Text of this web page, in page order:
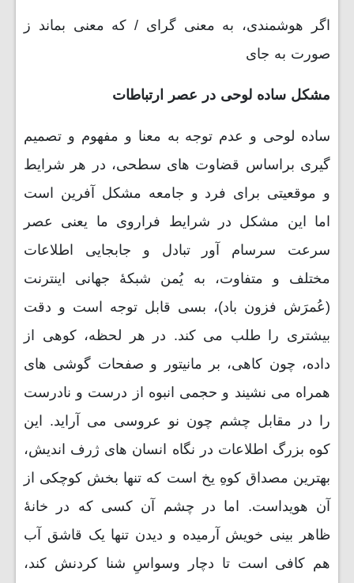
اگر هوشمندی، به معنی گرای / که معنی بماند ز
صورت به جای
مشکل ساده لوحی در عصر ارتباطات
ساده لوحی و عدم توجه به معنا و مفهوم و تصمیم
گیری براساس قضاوت های سطحی، در هر شرایط
و موقعیتی برای فرد و جامعه مشکل آفرین است
اما این مشکل در شرایط فراروی ما یعنی عصر
سرعت سرسام آور تبادل و جابجایی اطلاعات
مختلف و متفاوت، به یُمن شبکۀ جهانی اینترنت
(عُمرَش فزون باد)، بسی قابل توجه است و دقت
بیشتری را طلب می کند. در هر لحظه، کوهی از
داده، چون کاهی، بر مانیتور و صفحات گوشی های
همراه می نشیند و حجمی انبوه از درست و نادرست
را در مقابل چشم چون نو عروسی می آراید. این
کوه بزرگ اطلاعات در نگاه انسان های ژرف اندیش،
بهترین مصداق کوهِ یخ است که تنها بخش کوچکی از
آن هویداست. اما در چشم آن کسی که در خانۀ
ظاهر بینی خویش آرمیده و دیدن تنها یک قاشق آب
هم کافی است تا دچار وسواسِ شنا کردنش کند،